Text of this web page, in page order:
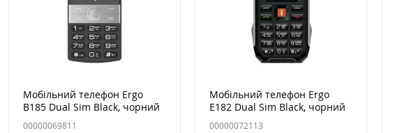
Мобільний телефон Ergo
B185 Dual Sim Black, чорний
00000069811
Мобільний телефон Ergo
E182 Dual Sim Black, чорний
00000072113